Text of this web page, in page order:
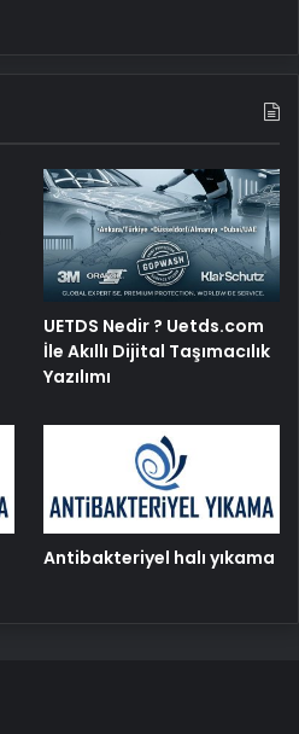
UETDS Nedir ? Uetds.com
İle Akıllı Dijital Taşımacılık
Yazılımı
Antibakteriyel halı yıkama